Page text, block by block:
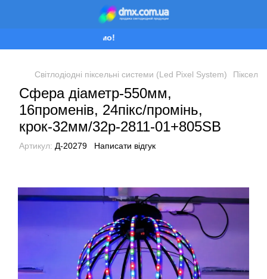
Ми працюємо!
Світлодіодні піксельні системи (Led Pixel System)
Сфера діаметр-550мм,
16променів, 24пікс/промінь,
крок-32мм/32p-2811-01+805SB
Артикул: Д-20279 Написати відгук